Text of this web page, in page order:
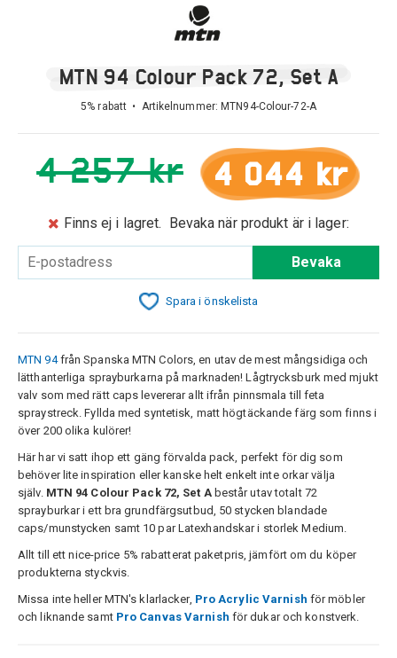
MTN 94 Colour Pack 72, Set A
5% rabatt • Artikelnummer: MTN94-Colour-72-A
4 257 kr 4 044 kr
Finns ej i lagret. Bevaka när produkt är i lager:
Bevaka
Spara i önskelista
MTN 94från Spanska MTN Colors, en utav de mest mångsidiga och
lätthanterliga sprayburkarna på marknaden! Lågtrycksburk med mjukt
valv som med rätt caps levererar allt ifrån pinnsmala till feta
spraystreck. Fyllda med syntetisk, matt högtäckande färg som finns i
över 200 olika kulörer!
Här har vi satt ihop ett gäng förvalda pack, perfekt för dig som
behöver lite inspiration eller kanske helt enkelt inte orkar välja
själv. MTN 94 Colour Pack 72, Set Abestår utav totalt 72
sprayburkar i ett bra grundfärgsutbud, 50 stycken blandade
caps/munstycken samt 10 par Latexhandskar i storlek Medium.
Allt till ett nice-price 5% rabatterat paketpris, jämfört om du köper
produkterna styckvis.
Missa inte heller MTN's klarlacker, Pro Acrylic Varnish för möbler
och liknande samt Pro Canvas Varnish för dukar och konstverk.